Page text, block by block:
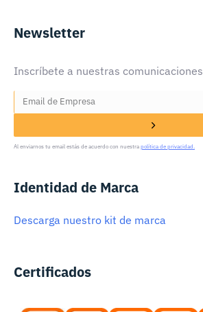
Newsletter
Inscríbete a nuestras comunicaciones
Al enviarnos tu email estás de acuerdo con nuestra política de privacidad.
Identidad de Marca
Descarga nuestro kit de marca
Certificados